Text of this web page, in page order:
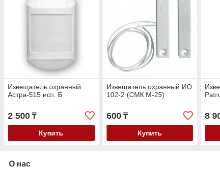
Извещатель охранный
Астра-515 исп. Б
2 500 ₸
Купить
Извещатель охранный ИО
102-2 (СМК М-25)
600₸
Купить
8
О нас